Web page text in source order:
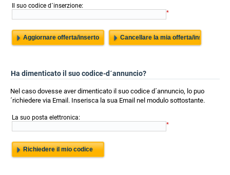
Il suo codice d´inserzione:
*
Ha dimenticato il suo codice-d´annuncio?
Nel caso dovesse aver dimenticato il suo codice d´annuncio, lo puo
´richiedere via Email. Inserisca la sua Email nel modulo sottostante.
La suo posta elettronica:
*